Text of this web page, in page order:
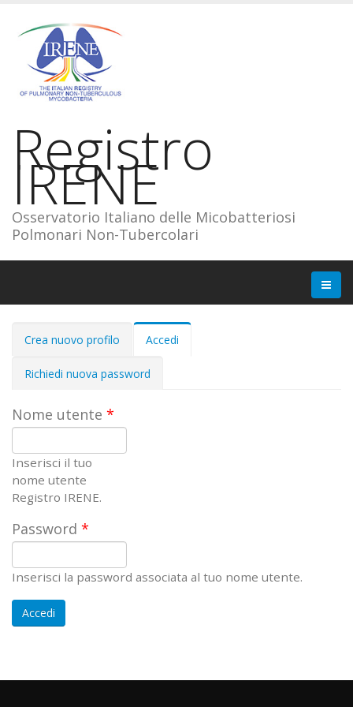
Registro
IRENE
Osservatorio Italiano delle Micobatteriosi
Polmonari Non-Tubercolari
Schede primarie
Crea nuovo profilo Accedi
Richiedi nuova password
Nome utente *
Inserisci il tuo
nome utente
Registro IRENE.
Password *
Inserisci la password associata al tuo nome utente.